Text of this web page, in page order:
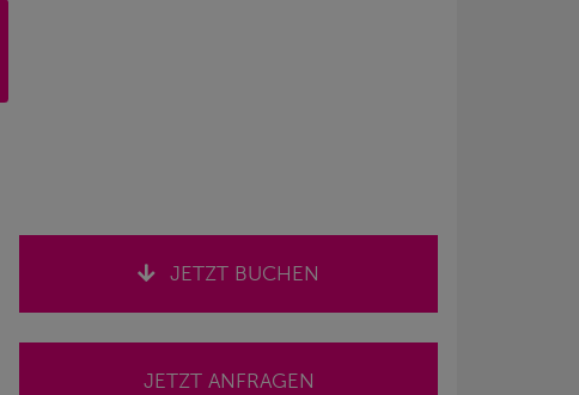
JETZT BUCHEN
JETZT ANFRAGEN